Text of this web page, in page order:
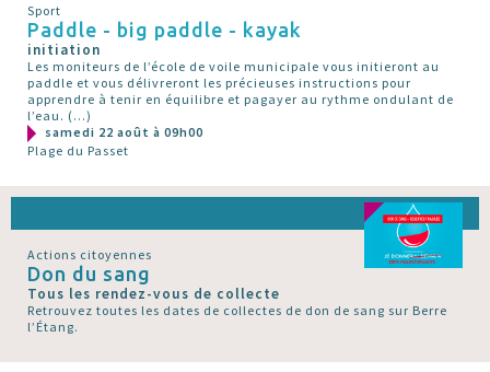
Sport
Paddle - big paddle - kayak
initiation
Les moniteurs de l’école de voile municipale vous initieront au
paddle et vous délivreront les précieuses instructions pour
apprendre à tenir en équilibre et pagayer au rythme ondulant de
l’eau. (…)
samedi 22 août à 09h00
Plage du Passet
Actions citoyennes
Don du sang
Tous les rendez-vous de collecte
Retrouvez toutes les dates de collectes de don de sang sur Berre
l’Étang.